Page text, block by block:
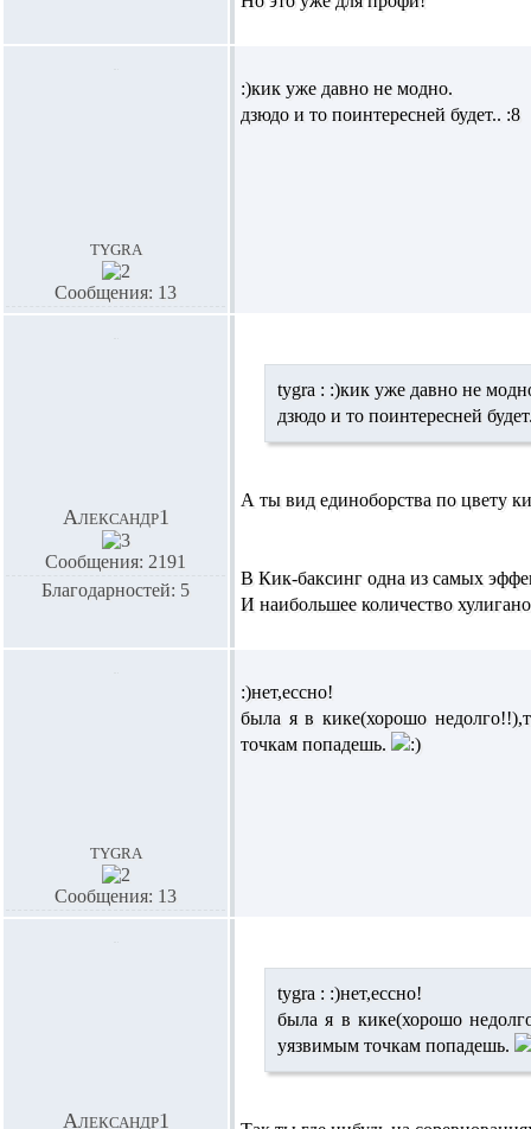
tygra
Сообщения: 13
:)кик уже давно не модно.
дзюдо и то поинтересней будет.. :8
Александр1
Сообщения: 2191
Благодарностей: 5
tygra : :)кик уже давно не
дзюдо и то поинтересней
А ты вид единоборства по цвету
В Кик-баксинг одна из самых
И наибольшее количество
tygra
Сообщения: 13
:)нет,ессно!
была я в кике(хорошо
точкам попадешь.
Александр1
tygra : :)нет,ессно!
была я в кике(хорошо
уязвимым точкам попадешь.